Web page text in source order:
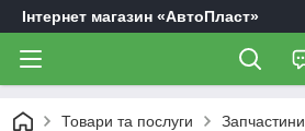
Інтернет магазин «АвтоПласт»
Товари та послуги Запчастини